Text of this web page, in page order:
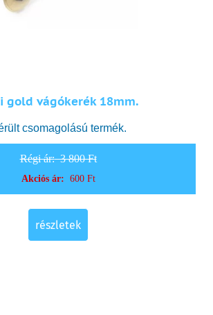
gold vágókerék 18mm.
csomagolású termék.
Régi ár:3 800 Ft
Akciós ár: 600 Ft
részletek